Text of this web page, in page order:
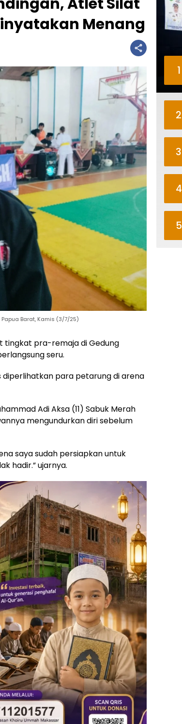
Menang
Barat, Kamis (3/7/25)
tingkat pra-remaja di Gedung
seru.
diperlihatkan para petarung di arena
Adi Aksa (11) Sabuk Merah
mengundurkan diri sebelum
saya sudah persiapkan untuk
hadir.” ujarnya.
1
2
3
4
5